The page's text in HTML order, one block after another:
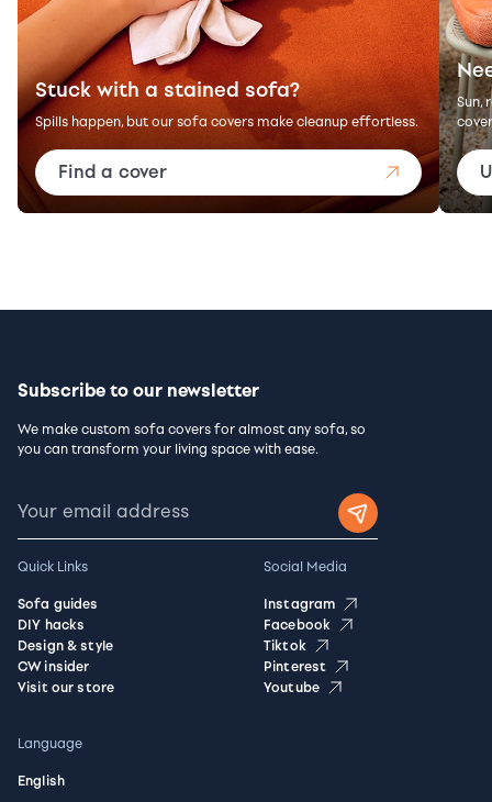
Stuck with a stained sofa?
Spills happen, but our sofa covers make cleanup effortless.
Find a cover
Sun,
Subscribe to our newsletter
We make custom sofa covers for almost any sofa, so
you can transform your living space with ease.
Quick Links
Sofa guides
DIY hacks
Design & style
CW insider
Visit our store
Social Media
Instagram
Facebook
Tiktok
Pinterest
Youtube
Language
English